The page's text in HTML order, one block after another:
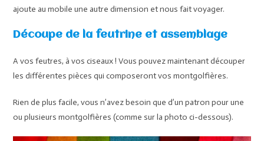
ajoute au mobile une autre dimension et nous fait voyager.
Découpe de la feutrine et assemblage
A vos feutres, à vos ciseaux ! Vous pouvez maintenant découper
les différentes pièces qui composeront vos montgolfières.
Rien de plus facile, vous n’avez besoin que d’un patron pour une
ou plusieurs montgolfières (comme sur la photo ci-dessous).